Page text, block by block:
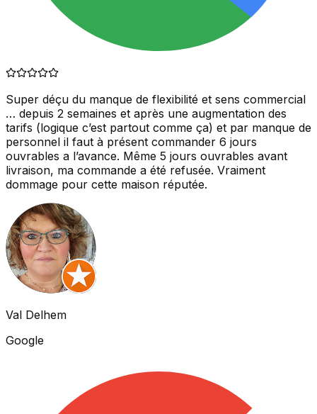
Super déçu du manque de flexibilité et sens commercial
… depuis 2 semaines et après une augmentation des
tarifs (logique c’est partout comme ça) et par manque de
personnel il faut à présent commander 6 jours
ouvrables a l’avance. Même 5 jours ouvrables avant
livraison, ma commande a été refusée. Vraiment
dommage pour cette maison réputée.
Val Delhem
Google